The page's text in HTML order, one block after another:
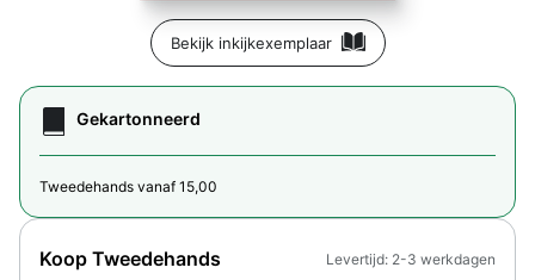
Bekijk inkijkexemplaar
Gekartonneerd
Tweedehands vanaf 15,00
Koop Tweedehands Levertijd: 2-3 werkdagen